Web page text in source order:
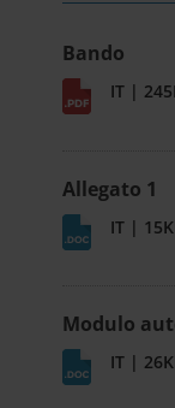
Bando
IT |
Allegato 1
IT |
Modulo
IT |